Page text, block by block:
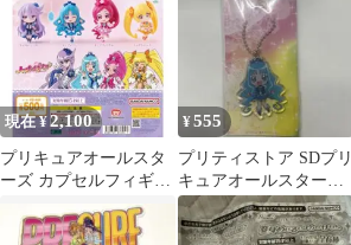
現在 ¥2,100
プリキュアオールスタ
ーズ カプセルフィギュ
ア ハートキャッチプリ
キュア
¥555
プリティストア SDプリ
キュアオールスターズ
キュアマリン アクリル
キーホルダー